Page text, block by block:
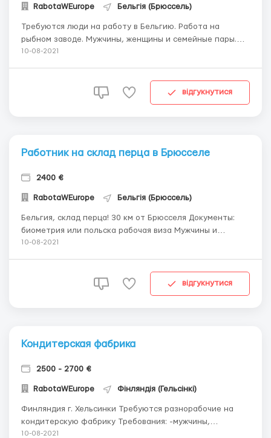
RabotaWEurope Бельгія (Брюссель)
Требуются люди на работу в Бельгию. Работа на
рыбном заводе. Мужчины, женщины и семейные пары.
Зарплата 14€ в час 6 дней в неделю. График с 07:00
человека. Возможность вз...
10-08-2021
відгукнутися
Работник на склад перца в Брюсселе
2400 €
RabotaWEurope Бельгія (Брюссель)
Бельгия, склад перца! 30 км от Брюсселя Документы:
биометрия или польска рабочая виза Мужчины и
женщины до 55 лет. Семейным не гарантируем
овощи. Зарплата 12 евро в час, 9-10 часов. ...
10-08-2021
відгукнутися
Кондитерская фабрика
2500 - 2700 €
RabotaWEurope Фінляндія (Гельсінкі)
Финляндия г. Хельсинки Требуются разнорабочие на
кондитерскую фабрику Требования: -мужчины,
женщины, семейные пары -возраст 18 - 55 лет
10-08-2021